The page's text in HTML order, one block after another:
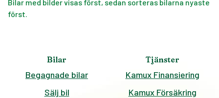
Bilar med bilder visas först, sedan sorteras bilarna nyaste
först.
Bilar
Begagnade bilar
Sälj bil
Tjänster
Kamux Finansiering
Kamux Försäkring